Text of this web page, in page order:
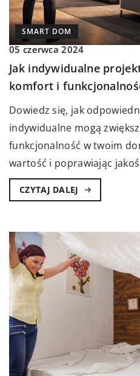
SMART DOM
05 czerwca 2024
Jak indywidualne
komfort i
Dowiedz się, jak
indywidualne mogą
funkcjonalność w twoim
wartość i poprawiając
CZYTAJ DALEJ